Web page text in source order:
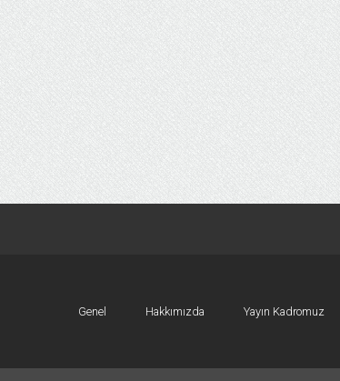
Genel Hakkımızda Yayın Kadromuz